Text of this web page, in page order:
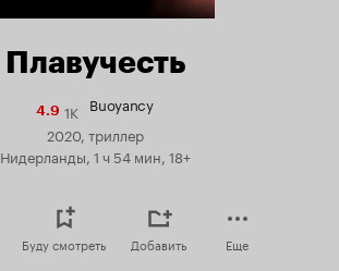
Плавучесть
4.9Рейтинг
Кинопоиска
1K Buoyancy
2020, триллер
Нидерланды, 1 ч 54 мин, 18+
Буду смотреть Добавить Еще